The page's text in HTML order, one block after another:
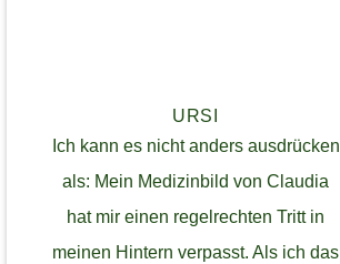
URSI
Ich kann es nicht anders ausdrücken
als: Mein Medizinbild von Claudia
hat mir einen regelrechten Tritt in
meinen Hintern verpasst. Als ich das